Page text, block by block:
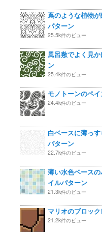
蔦のような植物
パターン
25.5k件のビュー
風呂敷でよく見
ン
25.4k件のビュー
モノトーンのペ
24.4k件のビュー
白ベースに薄っ
パターン
22.7k件のビュー
薄い水色ベース
イルパターン
21.3k件のビュー
マリオのブロッ
21.2k件のビュー